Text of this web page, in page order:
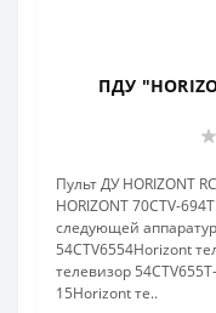
ПДУ
Пульт ДУ HORIZONT
HORIZONT 70CTV-
следующей
54CTV6554Horizont
телевизор
15Horizont те..